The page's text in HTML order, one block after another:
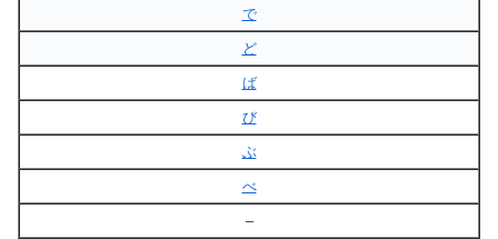
で
ど
ば
び
ぶ
べ
–